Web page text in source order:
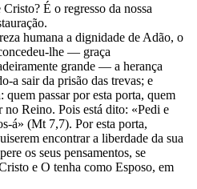
É o regresso da nossa
humana a dignidade de Adão, o
lhe — graça
grande — a herança
a sair da prisão das trevas; e
passar por esta porta, quem
no Reino. Pois está dito: «Pedi e
á» (Mt 7,7). Por esta porta,
encontrar a liberdade da sua
os seus pensamentos, se
e O tenha como Esposo, em